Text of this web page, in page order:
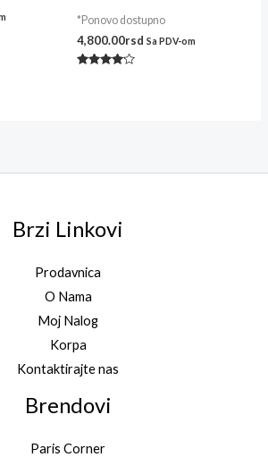
*Ponovo dostupno
4,800.00rsd Sa PDV-om
Brzi Linkovi
Prodavnica
O Nama
Moj Nalog
Korpa
Kontaktirajte nas
Brendovi
Paris Corner